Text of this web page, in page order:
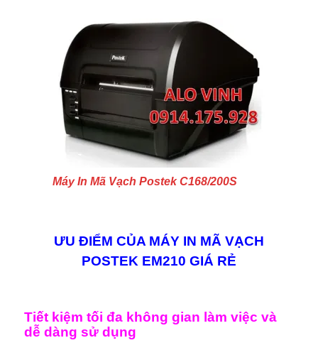
Máy In Mã Vạch Postek C168/200S
ƯU ĐIỂM CỦA MÁY IN MÃ VẠCH
POSTEK EM210 GIÁ RẺ
Tiết kiệm tối đa không gian làm việc và
dễ dàng sử dụng